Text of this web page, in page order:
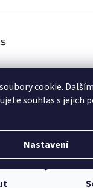
cookie.
souhlas s jejich
Nastavení
eshopu pro
údajů
Vytvořil Shoptet
Medical .